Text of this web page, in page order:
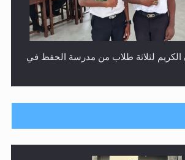
الكريم لثلاثة طلاب من مدرسة الحفظ في